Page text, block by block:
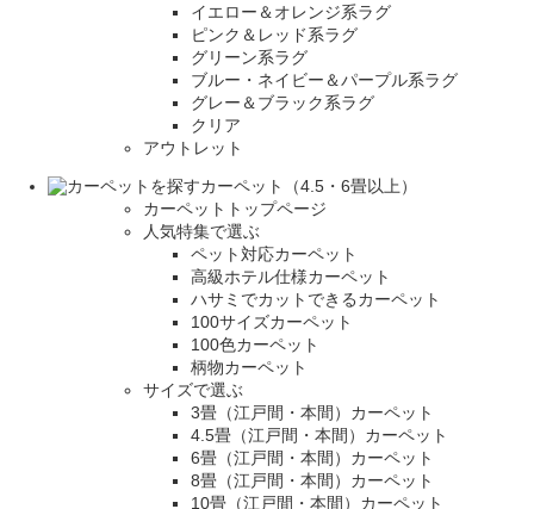
イエロー＆オレンジ系ラグ
ピンク＆レッド系ラグ
グリーン系ラグ
ブルー・ネイビー＆パープル系ラグ
グレー＆ブラック系ラグ
クリア
アウトレット
カーペット（4.5・6畳以上）
カーペットトップページ
人気特集で選ぶ
ペット対応カーペット
高級ホテル仕様カーペット
ハサミでカットできるカーペット
100サイズカーペット
100色カーペット
柄物カーペット
サイズで選ぶ
3畳（江戸間・本間）カーペット
4.5畳（江戸間・本間）カーペット
6畳（江戸間・本間）カーペット
8畳（江戸間・本間）カーペット
10畳（江戸間・本間）カーペット